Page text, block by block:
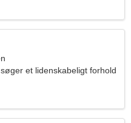
et lidenskabeligt forhold